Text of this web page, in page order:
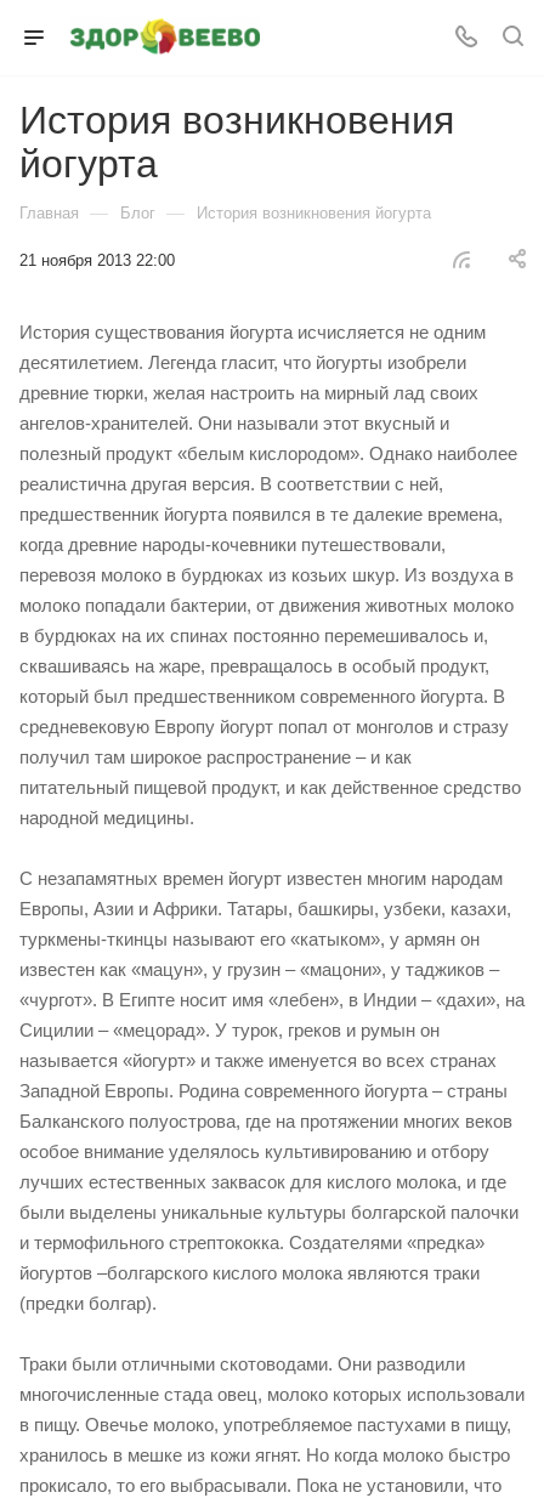
История возникновения
йогурта
Главная — Блог — История возникновения йогурта
21 ноября 2013 22:00
История существования йогурта исчисляется не одним
десятилетием. Легенда гласит, что йогурты изобрели
древние тюрки, желая настроить на мирный лад своих
ангелов-хранителей. Они называли этот вкусный и
полезный продукт «белым кислородом». Однако наиболее
реалистична другая версия. В соответствии с ней,
предшественник йогурта появился в те далекие времена,
когда древние народы-кочевники путешествовали,
перевозя молоко в бурдюках из козьих шкур. Из воздуха в
молоко попадали бактерии, от движения животных молоко
в бурдюках на их спинах постоянно перемешивалось и,
сквашиваясь на жаре, превращалось в особый продукт,
который был предшественником современного йогурта. В
средневековую Европу йогурт попал от монголов и стразу
получил там широкое распространение – и как
питательный пищевой продукт, и как действенное средство
народной медицины.
С незапамятных времен йогурт известен многим народам
Европы, Азии и Африки. Татары, башкиры, узбеки, казахи,
туркмены-ткинцы называют его «катыком», у армян он
известен как «мацун», у грузин – «мацони», у таджиков –
«чургот». В Египте носит имя «лебен», в Индии – «дахи», на
Сицилии – «мецорад». У турок, греков и румын он
называется «йогурт» и также именуется во всех странах
Западной Европы. Родина современного йогурта – страны
Балканского полуострова, где на протяжении многих веков
особое внимание уделялось культивированию и отбору
лучших естественных заквасок для кислого молока, и где
были выделены уникальные культуры болгарской палочки
и термофильного стрептококка. Создателями «предка»
йогуртов –болгарского кислого молока являются траки
(предки болгар).
Траки были отличными скотоводами. Они разводили
многочисленные стада овец, молоко которых использовали
в пищу. Овечье молоко, употребляемое пастухами в пищу,
хранилось в мешке из кожи ягнят. Но когда молоко быстро
прокисало, то его выбрасывали. Пока не установили, что